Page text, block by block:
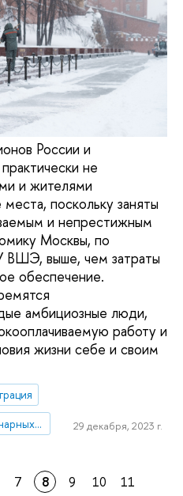
России и
не
и жителями
поскольку заняты
и непрестижным
Москвы, по
ВШЭ, выше, чем затраты
обеспечение.
амбициозные люди,
работу и
жизни себе и своим
НЦМУ "Центр междисциплинарных исследований человеческого потенциала"
29 декабря, 2023 г.
7 8 9 10
11